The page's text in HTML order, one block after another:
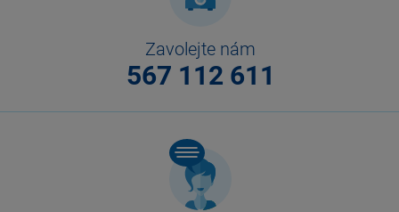
Zavolejte nám
567 112 611